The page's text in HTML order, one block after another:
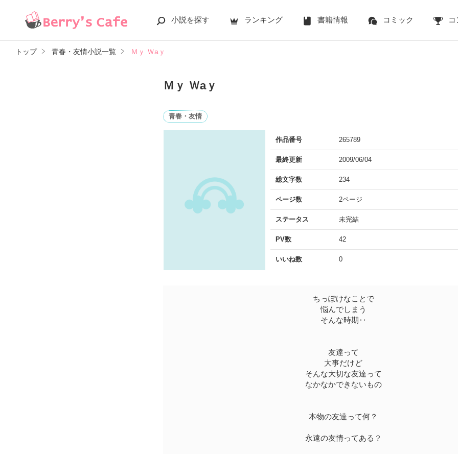
小説を探す ランキング 書籍情報 コミック コ
トップ 青春・友情小説一覧 Ｍｙ Ｗaｙ
Ｍｙ Ｗaｙ
青春・友情
作品番号 265789
最終更新 2009/06/04
総文字数 234
ページ数 2ページ
ステータス 未完結
PV数 42
いいね数 0
ちっぽけなことで
悩んでしまう
そんな時期‥
友達って
大事だけど
そんな大切な友達って
なかなかできないもの
本物の友達って何？
永遠の友情ってある？